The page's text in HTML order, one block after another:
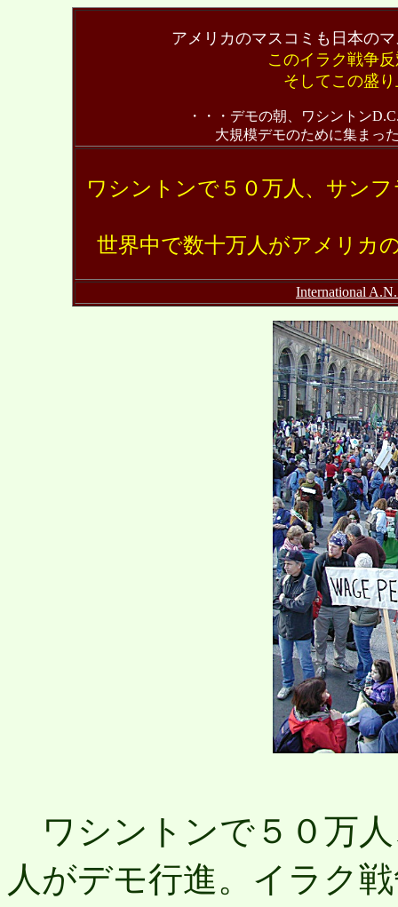
アメリカのマスコミも日本の
このイラク戦争
そしてこの盛
・・・デモの朝、ワシントン
大規模デモのために集まっ
ワシントンで５０万人、サン
世界中で数十万人がアメリカ
International
ワシントンで５０万
人がデモ行進。イラク